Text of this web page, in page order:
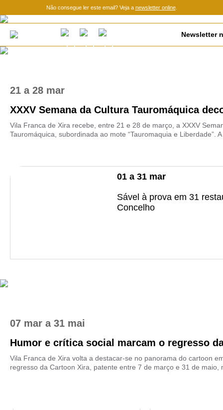
Não consegue ler este email? Veja a newsletter online.
Newsletter
21 a28 mar
XXXV Semana da Cultura Tauromáquica
Vila Franca de Xira recebe, entre 21 e 28 de março, a XXXV
Tauromáquica, subordinada ao mote “Tauromaquia e Liberdade”.
01 a 31 mar
Sável à prova em 31
Concelho
07 mar a31 mai
Humor e crítica social marcam o regresso
Vila Franca de Xira volta a destacar-se no panorama do cartoon
regresso da Cartoon Xira, patente entre 7 de março e 31 de maio,